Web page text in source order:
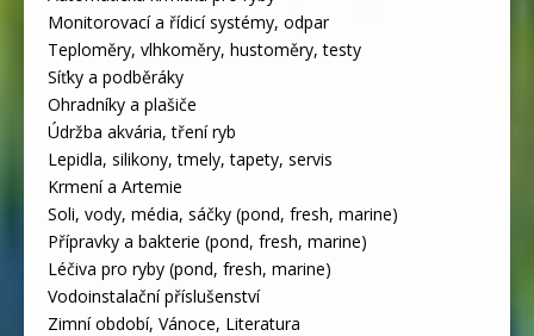
Monitorovací a řídicí systémy, odpar
Teploměry, vlhkoměry, hustoměry, testy
Síťky a podběráky
Ohradníky a plašiče
Údržba akvária, tření ryb
Lepidla, silikony, tmely, tapety, servis
Krmení a Artemie
Soli, vody, média, sáčky (pond, fresh, marine)
Přípravky a bakterie (pond, fresh, marine)
Léčiva pro ryby (pond, fresh, marine)
Vodoinstalační příslušenství
Zimní období, Vánoce, Literatura